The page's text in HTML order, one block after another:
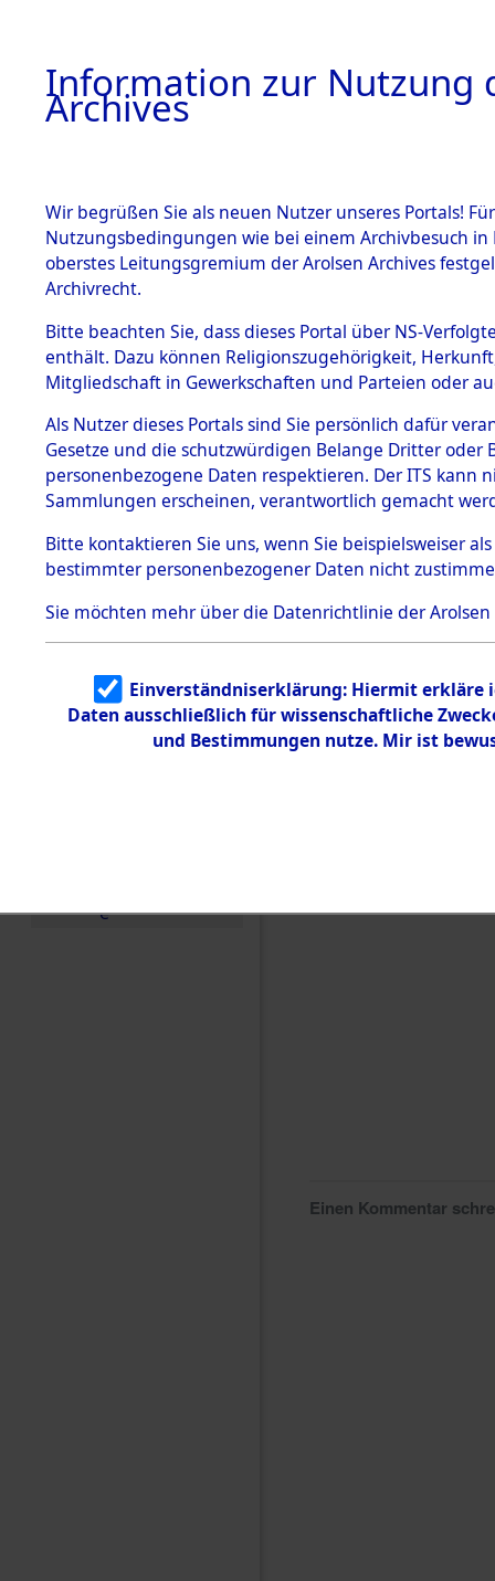
BESTÄNDE
1.
mente
5. Verschiedenes
5.3
Todesmärsche
5.3.1 Alliierte
Erhebungen
zu
Todesmärsch
en
5.3.2
Identifizierun
g
5.3.3
Todesmärsch
e
und
0074
Einen Kommentar
Information zur Nutzung
Archives
Wir begrüßen Sie als neuen Nutzer unseres Portals!
Nutzungsbedingungen wie bei einem Archivbesuch
oberstes Leitungsgremium der Arolsen Archives
Archivrecht.
Bitte beachten Sie, dass dieses Portal über NS-
enthält. Dazu können Religionszugehörigkeit,
Mitgliedschaft in Gewerkschaften und Parteien oder
Als Nutzer dieses Portals sind Sie persönlich dafür
Gesetze und die schutzwürdigen Belange Dritter
personenbezogene Daten respektieren. Der ITS
Sammlungen erscheinen, verantwortlich gemacht
Bitte kontaktieren Sie uns, wenn Sie beispielsweiser
bestimmter personenbezogener Daten nicht
Sie möchten mehr über die Datenrichtlinie der Arolsen
Einverständniserklärung: Hiermit erkläre
Daten ausschließlich für wissenschaftliche
und Bestimmungen nutze. Mir ist